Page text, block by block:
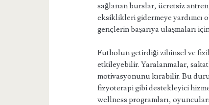
sağlanan burslar, ücretsiz
eksiklikleri gidermeye
gençlerin başarıya ulaşmaları
Futbolun getirdiği zihinsel ve
etkileyebilir. Yaralanmalar,
motivasyonunu kırabilir. Bu
fizyoterapi gibi destekleyici
wellness programları,